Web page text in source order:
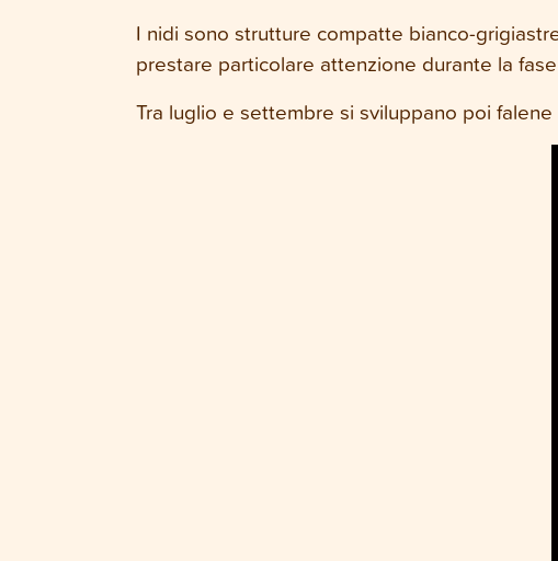
I nidi sono strutture compatte bianco-
prestare particolare attenzione durante la
Tra luglio e settembre si sviluppano poi